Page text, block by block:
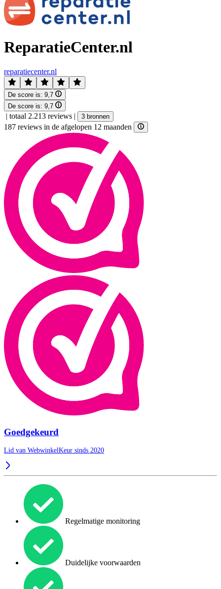
ReparatieCenter.nl
reparatiecenter.nl
De score is: 9,7
De score is: 9,7
| totaal 2.213 reviews | 3 bronnen
187 reviews in de afgelopen 12 maanden
Goedgekeurd
Lid van WebwinkelKeur sinds 2020
Regelmatige monitoring
Duidelijke voorwaarden